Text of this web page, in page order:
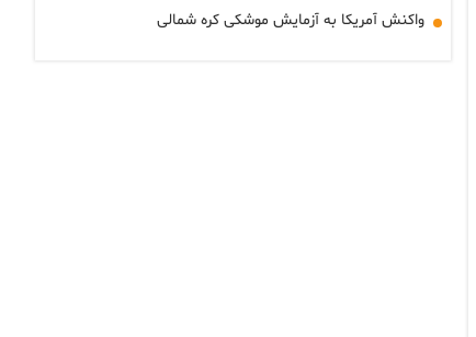
واکنش آمریکا به آزمایش موشکی کره شمالی